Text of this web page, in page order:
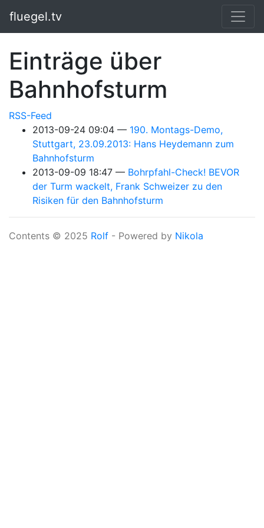
fluegel.tv
Einträge über
Bahnhofsturm
RSS-Feed
2013-09-24 09:04
190. Montags-Demo,
Stuttgart, 23.09.2013: Hans Heydemann zum
Bahnhofsturm
2013-09-09 18:47
Bohrpfahl-Check! BEVOR
der Turm wackelt, Frank Schweizer zu den
Risiken für den Bahnhofsturm
Contents © 2025 Rolf - Powered by Nikola